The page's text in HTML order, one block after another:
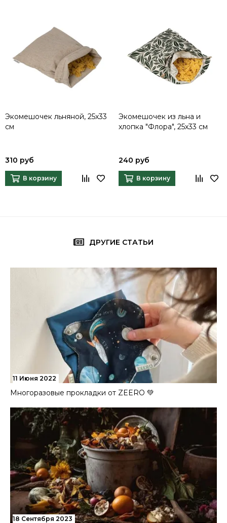
Экомешочек льняной, 25х33
см
310 руб
В корзину
Экомешочек из льна и
хлопка "Флора", 25х33 см
240 руб
В корзину
ДРУГИЕ СТАТЬИ
11 Июня 2022
Многоразовые прокладки от ZEERO 💚
18 Сентября 2023